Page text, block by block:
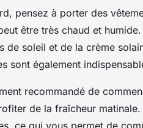
pensez à porter des
être très chaud et
de soleil et de la crème
sont également
recommandé de
de la fraîcheur
ce qui vous permet de